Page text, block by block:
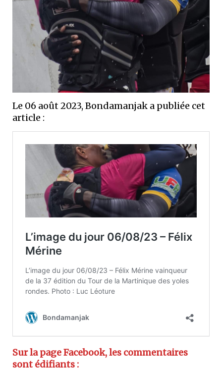
Le 06 août 2023, Bondamanjak a publiée cet
article :
Sur la page Facebook, les commentaires
sont édifiants :